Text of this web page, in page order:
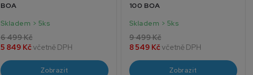
BOA
Skladem > 5ks
6 499 Kč
5 849 Kčvčetně DPH
Zobrazit
100 BOA
Skladem > 5ks
9 499 Kč
8 549 Kčvčetně DPH
Zobrazit